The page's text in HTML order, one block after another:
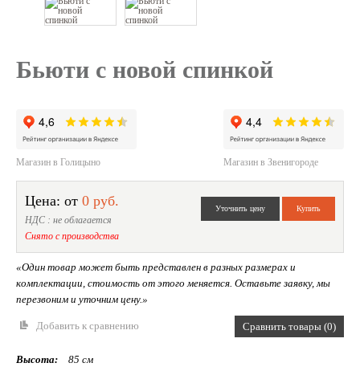
Бьюти с новой спинкой
Магазин в Голицыно Магазин в Звенигороде
Цена: от 0 руб.
НДС : не облагается
Снято с производства
«Один товар может быть представлен в разных размерах и
комплектации, стоимость от этого меняется. Оставьте заявку, мы
перезвоним и уточним цену.»
Добавить к сравнению Сравнить товары (0)
Высота:
85 см